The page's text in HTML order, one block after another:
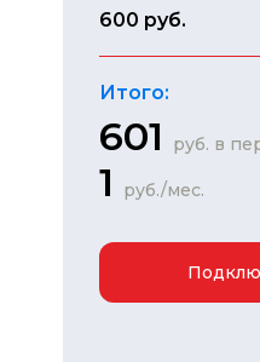
600 руб.
Итого:
601 руб. в
1 руб./мес.